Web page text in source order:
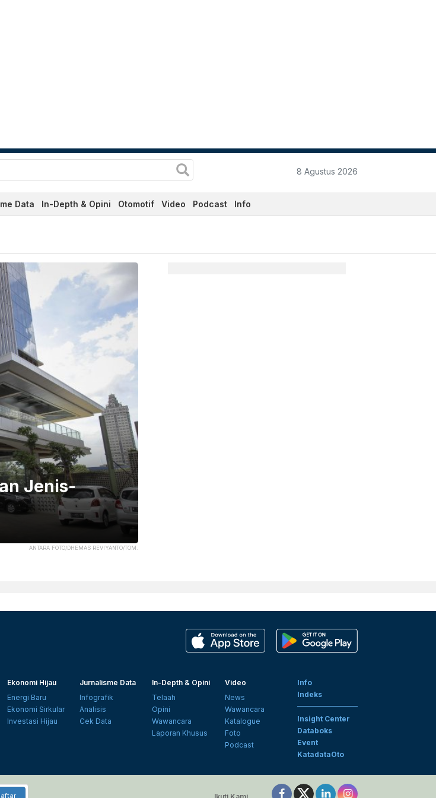
8 Agustus 2026
Data In-Depth & Opini Otomotif Video Podcast Info
Hari Ini - Katadata.co.id
ANTARA FOTO/DHEMAS REVIYANTO/TOM.
Jenis-
Ekonomi Hijau
Energi Baru
Ekonomi Sirkular
Investasi Hijau
Jurnalisme Data
Infografik
Analisis
Cek Data
In-Depth & Opini
Telaah
Opini
Wawancara
Laporan Khusus
Video
News
Wawancara
Katalogue
Foto
Podcast
Info
Indeks
Insight Center
Databoks
Event
KatadataOto